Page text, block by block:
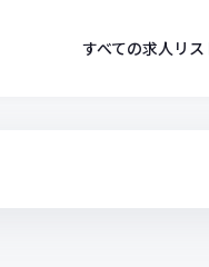
すべての求人リス